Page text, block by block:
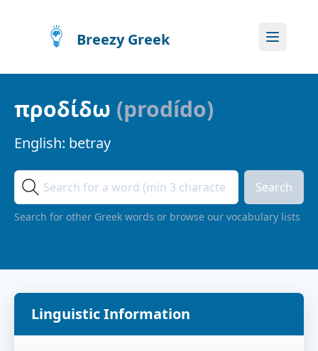
Breezy Greek
προδίδω (prodído)
English: betray
Search
Search for other Greek words or browse our vocabulary lists
Linguistic Information